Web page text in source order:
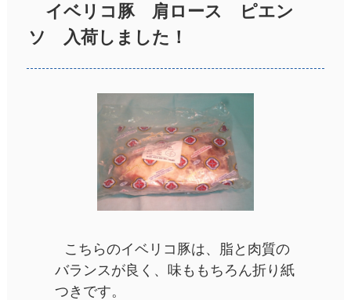
イベリコ豚 肩ロース ピエン
ソ 入荷しました！
こちらのイベリコ豚は、脂と肉質の
バランスが良く、味ももちろん折り紙
つきです。